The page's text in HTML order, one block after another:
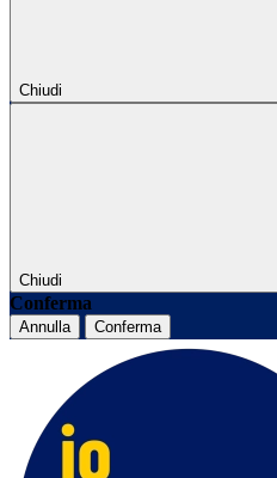
Chiudi
Chiudi
Conferma
Annulla Conferma